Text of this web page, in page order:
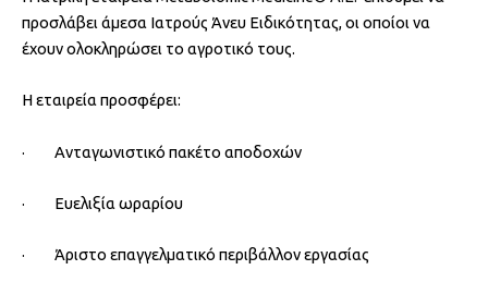
προσλάβει άμεσα Ιατρούς Άνευ Ειδικότητας, οι οποίοι να
έχουν ολοκληρώσει το αγροτικό τους.
Η εταιρεία προσφέρει:
· Ανταγωνιστικό πακέτο αποδοχών
· Ευελιξία ωραρίου
· Άριστο επαγγελματικό περιβάλλον εργασίας